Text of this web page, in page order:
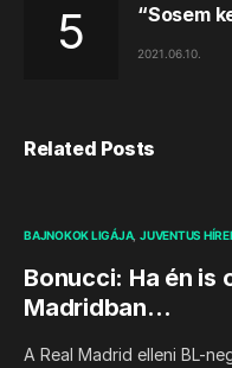
“Sosem
2021.06.10.
Related Posts
BAJNOKOK LIGÁJA JUVENTUS
Bonucci: Ha én is
Madridban…
A Real Madrid elleni BL-